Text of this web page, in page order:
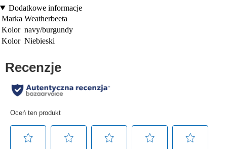
Dodatkowe informacje
Marka Weatherbeeta
Kolor navy/burgundy
Kolor Niebieski